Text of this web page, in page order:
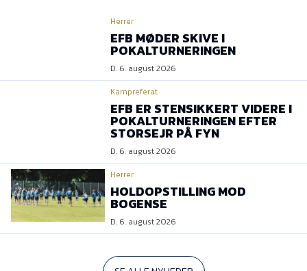
Herrer
EFB MØDER SKIVE I
POKALTURNERINGEN
D. 6. august 2026
Kampreferat
EFB ER STENSIKKERT VIDERE I
POKALTURNERINGEN EFTER
STORSEJR PÅ FYN
D. 6. august 2026
Herrer
HOLDOPSTILLING MOD
BOGENSE
D. 6. august 2026